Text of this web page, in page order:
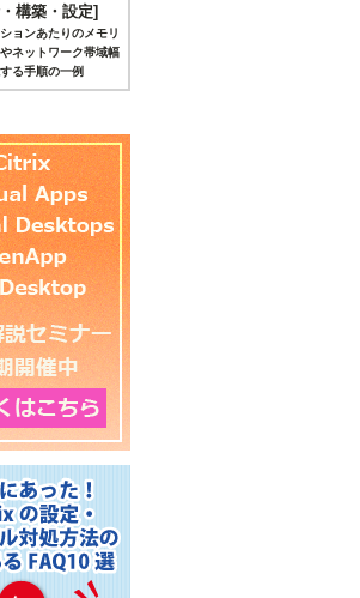
構築・設定]
ョンあたりのメモリ
ネットワーク帯域幅
る手順の一例